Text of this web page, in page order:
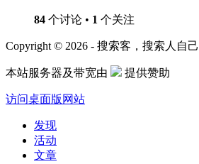
84 个讨论 • 1 个关注
Copyright © 2026 - 搜索客，搜索人自
本站服务器及带宽由 提供赞助
访问桌面版网站
发现
活动
文章